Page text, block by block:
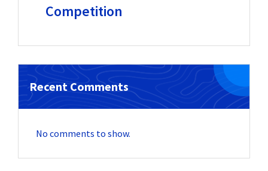
Competition
Recent Comments
No comments to show.